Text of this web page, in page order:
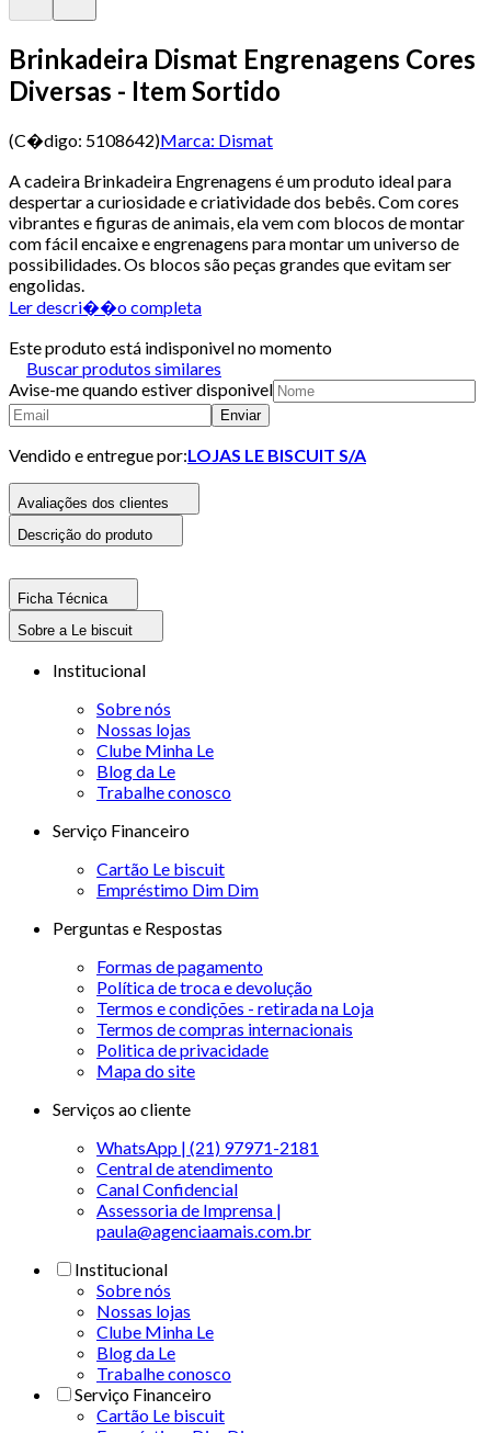
Brinkadeira Dismat Engrenagens Cores
Diversas - Item Sortido
(C�digo: 5108642)Marca: Dismat
A cadeira Brinkadeira Engrenagens é um produto ideal para
despertar a curiosidade e criatividade dos bebês. Com cores
vibrantes e figuras de animais, ela vem com blocos de montar
com fácil encaixe e engrenagens para montar um universo de
possibilidades. Os blocos são peças grandes que evitam ser
engolidas.
Ler descri��o completa
Este produto está indisponivel no momento
Buscar produtos similares
Avise-me quando estiver disponivel
Enviar
Vendido e entregue por:LOJAS LE BISCUIT S/A
Avaliações dos clientes
Descrição do produto
Ficha Técnica
Sobre a Le biscuit
Institucional
Sobre nós
Nossas lojas
Clube Minha Le
Blog da Le
Trabalhe conosco
Serviço Financeiro
Cartão Le biscuit
Empréstimo Dim Dim
Perguntas e Respostas
Formas de pagamento
Política de troca e devolução
Termos e condições - retirada na Loja
Termos de compras internacionais
Politica de privacidade
Mapa do site
Serviços ao cliente
WhatsApp | (21) 97971-2181
Central de atendimento
Canal Confidencial
Assessoria de Imprensa |
paula@agenciaamais.com.br
Institucional
Sobre nós
Nossas lojas
Clube Minha Le
Blog da Le
Trabalhe conosco
Serviço Financeiro
Cartão Le biscuit